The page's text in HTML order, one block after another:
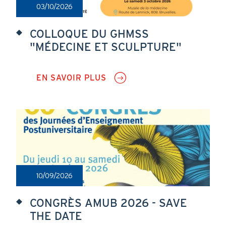
03/10/2026
COLLOQUE DU GHMSS
"MÉDECINE ET SCULPTURE"
EN SAVOIR PLUS
SUR
"MÉDECINE
ET
SCULPTURE"
10/09/2026
CONGRÈS AMUB 2026 - SAVE
THE DATE